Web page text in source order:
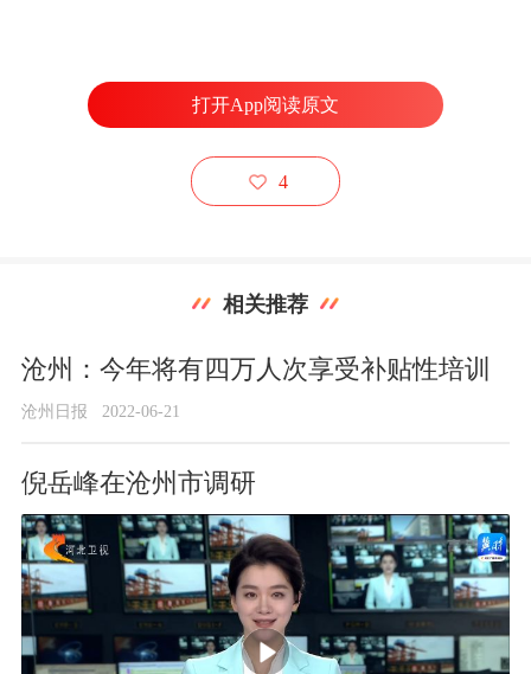
打开App阅读原文
4
相关推荐
沧州：今年将有四万人次享受补贴性培训
沧州日报 2022-06-21
倪岳峰在沧州市调研